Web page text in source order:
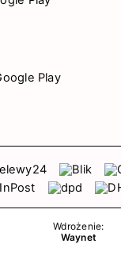
Wdrożenie:
Waynet